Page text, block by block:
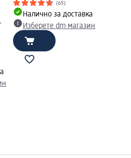
(65)
Налично за доставка
Изберете dm магазин